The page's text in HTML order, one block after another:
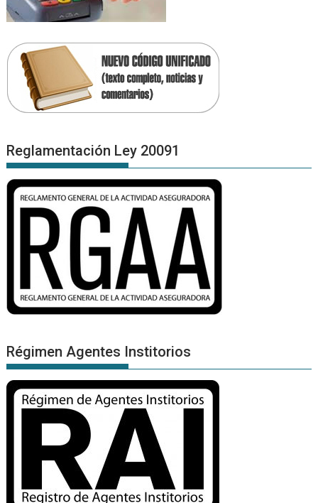
Reglamentación Ley 20091
Régimen Agentes Institorios